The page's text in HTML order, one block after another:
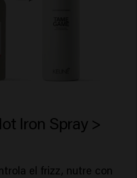
Iron Spray >
el frizz, nutre con